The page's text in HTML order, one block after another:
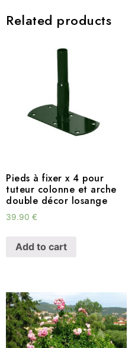
Related products
Pieds à fixer x 4 pour
tuteur colonne et arche
double décor losange
39.90 €
Add to cart